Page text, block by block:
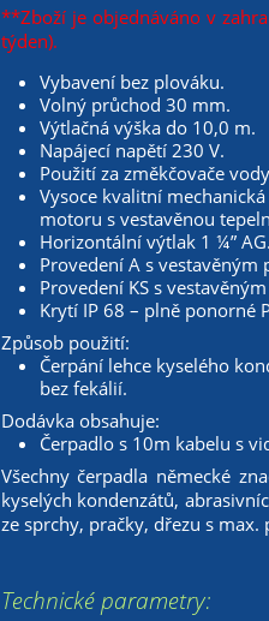
**Zboží je objednáváno v
týden).
Vybavení bez plováku.
Volný průchod 30 mm.
Výtlačná výška do 10,0 m.
Napájecí napětí 230 V.
Použití za změkčovače
Vysoce kvalitní
motoru s vestavěnou
Horizontální výtlak 1 ¼” AG.
Provedení A s vestavěným
Provedení KS s
Krytí IP 68 – plně ponorné
Způsob použití:
Čerpání lehce kyselého
bez fekálií.
Dodávka obsahuje:
Čerpadlo s 10m kabelu s
Všechny čerpadla německé
kyselých kondenzátů,
ze sprchy, pračky, dřezu s
Technické parametry: